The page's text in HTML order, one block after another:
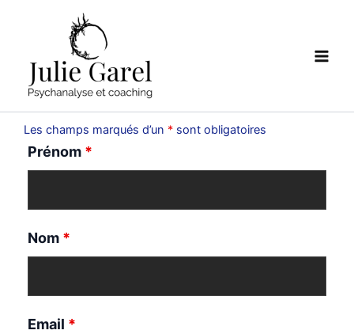
Les champs marqués d’un * sont obligatoires
Prénom *
Nom *
Email *